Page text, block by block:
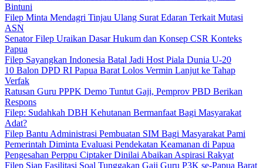
Bintuni
Filep Minta Mendagri Tinjau Ulang Surat Edaran Terkait Mutasi
ASN
Senator Filep Uraikan Dasar Hukum dan Konsep CSR Konteks
Papua
Filep Sayangkan Indonesia Batal Jadi Host Piala Dunia U-20
10 Balon DPD RI Papua Barat Lolos Vermin Lanjut ke Tahap
Verfak
Ratusan Guru PPPK Demo Tuntut Gaji, Pemprov PBD Berikan
Respons
Filep: Sudahkah DBH Kehutanan Bermanfaat Bagi Masyarakat
Adat?
Filep Bantu Administrasi Pembuatan SIM Bagi Masyarakat Pami
Pemerintah Diminta Evaluasi Pendekatan Keamanan di Papua
Pengesahan Perppu Ciptaker Dinilai Abaikan Aspirasi Rakyat
Filep Siap Fasilitasi Soal Tunggakan Gaji Guru P3K se-Papua Barat